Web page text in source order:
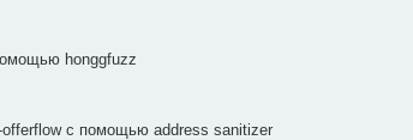
honggfuzz
offerflow с помощью address sanitizer